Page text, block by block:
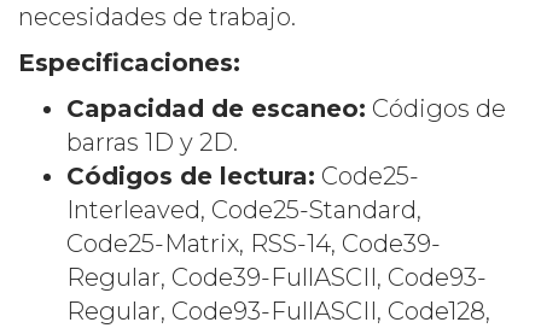
necesidades de trabajo.
Especificaciones:
Capacidad de escaneo: Códigos de
barras 1D y 2D.
Códigos de lectura: Code25-
Interleaved, Code25-Standard,
Code25-Matrix, RSS-14, Code39-
Regular, Code39-FullASCII, Code93-
Regular, Code93-FullASCII, Code128,